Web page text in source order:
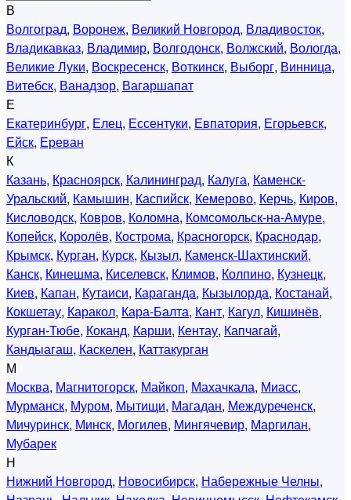
В
Волгоград, Воронеж, Великий Новгород, Владивосток,
Владикавказ, Владимир, Волгодонск, Волжский, Вологда,
Великие Луки, Воскресенск, Воткинск, Выборг, Винница,
Витебск, Ванадзор, Вагаршапат
Е
Екатеринбург, Елец, Ессентуки, Евпатория, Егорьевск,
Ейск, Ереван
К
Казань, Красноярск, Калининград, Калуга, Каменск-
Уральский, Камышин, Каспийск, Кемерово, Керчь, Киров,
Кисловодск, Ковров, Коломна, Комсомольск-на-Амуре,
Копейск, Королёв, Кострома, Красногорск, Краснодар,
Крымск, Курган, Курск, Кызыл, Каменск-Шахтинский,
Канск, Кинешма, Киселевск, Климов, Колпино, Кузнецк,
Киев, Капан, Кутаиси, Караганда, Кызылорда, Костанай,
Кокшетау, Каракол, Кара-Балта, Кант, Кагул, Кишинёв,
Курган-Тюбе, Коканд, Карши, Кентау, Капчагай,
Кандыагаш, Каскелен, Каттакурган
М
Москва, Магнитогорск, Майкоп, Махачкала, Миасс,
Мурманск, Муром, Мытищи, Магадан, Междуреченск,
Мичуринск, Минск, Могилев, Мингячевир, Маргилан,
Мубарек
Н
Нижний Новгород, Новосибирск, Набережные Челны,